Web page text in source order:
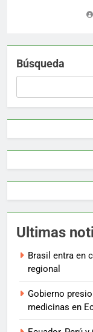
Búsqueda
Ultimas
Brasil entra en
regional
Gobierno
medicinas en